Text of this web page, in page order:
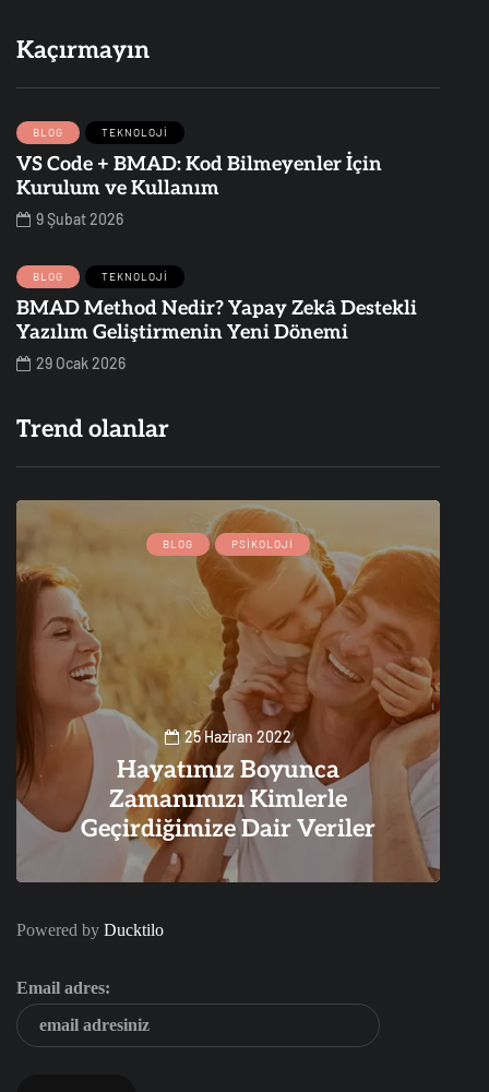
Kaçırmayın
BLOG TEKNOLOJI
VS Code + BMAD: Kod Bilmeyenler İçin
Kurulum ve Kullanım
9 Şubat 2026
BLOG TEKNOLOJI
BMAD Method Nedir? Yapay Zekâ Destekli
Yazılım Geliştirmenin Yeni Dönemi
29 Ocak 2026
Trend olanlar
BLOG PSIKOLOJI
25 Haziran 2022
Hayatımız Boyunca
Zamanımızı Kimlerle
Geçirdiğimize Dair Veriler
0
Powered by Ducktilo
Email adres: